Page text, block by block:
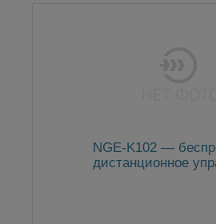
NGE-K102 —
дистанционное